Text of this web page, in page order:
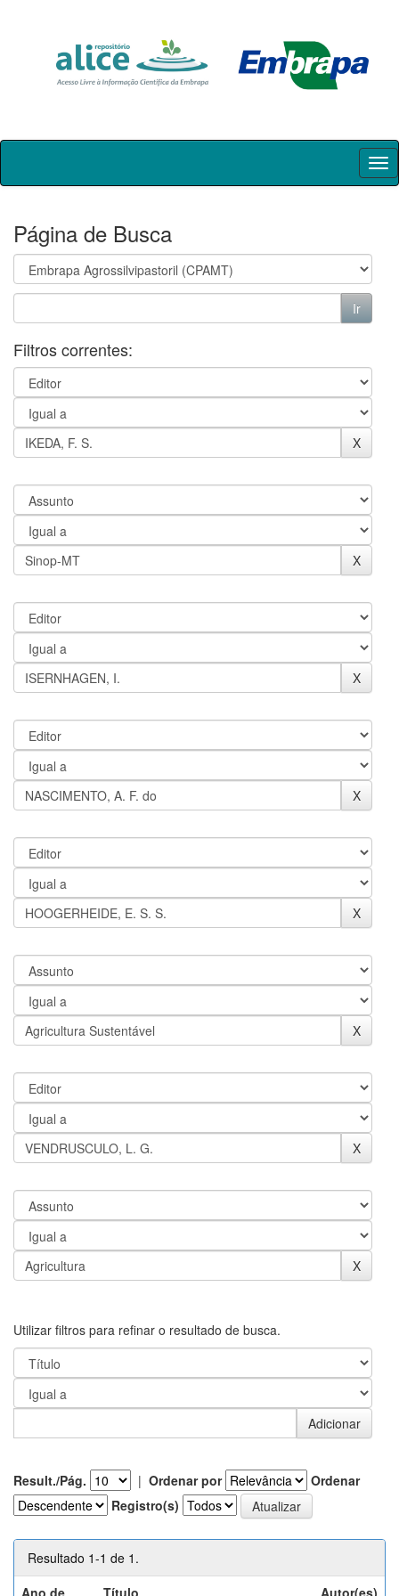
Skip
Página de Busca
Filtros correntes:
Utilizar filtros para refinar o resultado de busca.
Result./Pág. | Ordenar por
Ordenar
Registro(s)
Resultado 1-1 de 1.
Ano de
Título Autor(es)